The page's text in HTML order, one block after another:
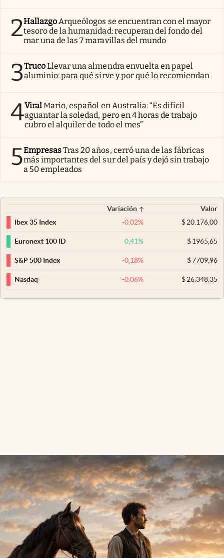
2Hallazgo Arqueólogos se encuentran con el mayor
tesoro de la humanidad: recuperan del fondo del
mar una de las 7 maravillas del mundo
3TrucoLlevar una almendra envuelta en papel
aluminio: para qué sirve y por qué lo recomiendan
4ViralMario, español en Australia: “Es difícil
aguantar la soledad, pero en 4 horas de trabajo
cubro el alquiler de todo el mes”
5EmpresasTras 20 años, cerró una de las fábricas
más importantes del sur del país y dejó sin trabajo
a 50 empleados
Variación
Valor
Ibex 35 Index
-0,02% $20.176,00
Euronext 100 ID 0,41% $1965,65
S&P 500 Index -0,18% $7709,96
Nasdaq -0,06% $26.348,35